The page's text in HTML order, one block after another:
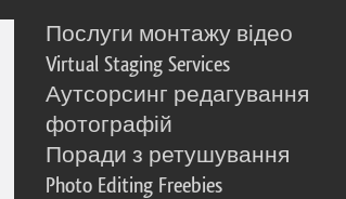
Послуги монтажу відео
Virtual Staging Services
Аутсорсинг редагування
фотографій
Поради з ретушування
Photo Editing Freebies